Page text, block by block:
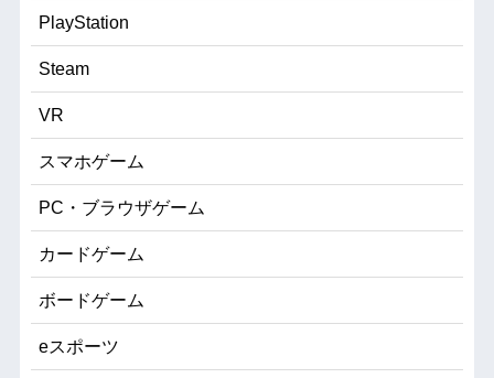
PlayStation
Steam
VR
スマホゲーム
PC・ブラウザゲーム
カードゲーム
ボードゲーム
eスポーツ